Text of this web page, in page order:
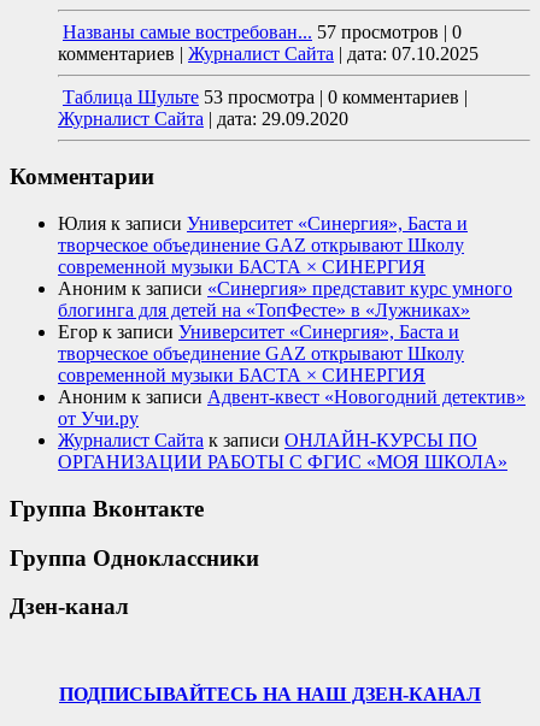
Названы самые востребован... 57 просмотров | 0
комментариев | Журналист Сайта | дата: 07.10.2025
Таблица Шульте 53 просмотра | 0 комментариев |
Журналист Сайта | дата: 29.09.2020
Комментарии
Юлия к записи Университет «Синергия», Баста и
творческое объединение GAZ открывают Школу
современной музыки БАСТА × СИНЕРГИЯ
Аноним к записи «Синергия» представит курс умного
блогинга для детей на «ТопФесте» в «Лужниках»
Егор к записи Университет «Синергия», Баста и
творческое объединение GAZ открывают Школу
современной музыки БАСТА × СИНЕРГИЯ
Аноним к записи Адвент-квест «Новогодний детектив»
от Учи.ру
Журналист Сайта к записи ОНЛАЙН-КУРСЫ ПО
ОРГАНИЗАЦИИ РАБОТЫ С ФГИС «МОЯ ШКОЛА»
Группа Вконтакте
Группа Одноклассники
Дзен-канал
ПОДПИСЫВАЙТЕСЬ НА НАШ ДЗЕН-КАНАЛ